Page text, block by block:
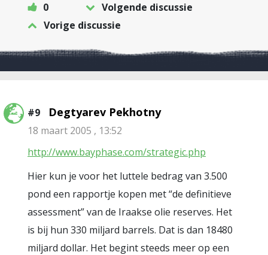
0
Volgende discussie
Vorige discussie
#9 Degtyarev Pekhotny
18 maart 2005 , 13:52
http://www.bayphase.com/strategic.php
Hier kun je voor het luttele bedrag van 3.500
pond een rapportje kopen met “de definitieve
assessment” van de Iraakse olie reserves. Het
is bij hun 330 miljard barrels. Dat is dan 18480
miljard dollar. Het begint steeds meer op een